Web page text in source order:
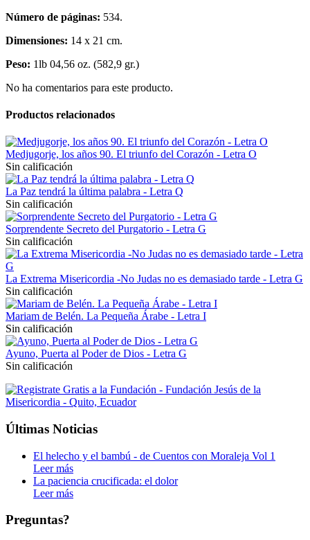
Número de páginas: 534.
Dimensiones: 14 x 21 cm.
Peso: 1lb 04,56 oz. (582,9 gr.)
No ha comentarios para este producto.
Productos relacionados
Medjugorje, los años 90. El triunfo del Corazón - Letra O
Sin calificación
La Paz tendrá la última palabra - Letra Q
Sin calificación
Sorprendente Secreto del Purgatorio - Letra G
Sin calificación
La Extrema Misericordia -No Judas no es demasiado tarde - Letra G
Sin calificación
Mariam de Belén. La Pequeña Árabe - Letra I
Sin calificación
Ayuno, Puerta al Poder de Dios - Letra G
Sin calificación
Últimas Noticias
El helecho y el bambú - de Cuentos con Moraleja Vol 1
Leer más
La paciencia crucificada: el dolor
Leer más
Preguntas?